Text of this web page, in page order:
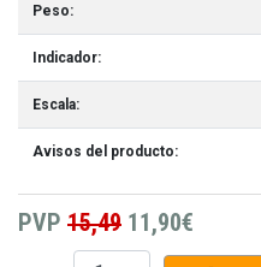
Peso:
Indicador:
Escala:
Avisos del producto:
PVP 15,49 11,90€